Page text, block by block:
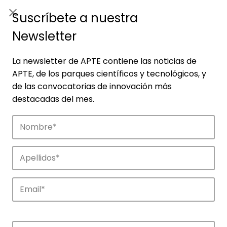
Empresas
Descubre las empresas que impulsan la
innovación en los parques de APTE.
Suscríbete a nuestra
Newsletter
La newsletter de APTE contiene las noticias de
APTE, de los parques científicos y tecnológicos, y
de las convocatorias de innovación más
destacadas del mes.